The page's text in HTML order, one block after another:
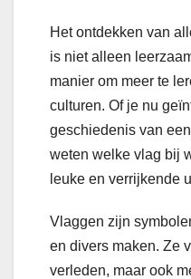
Het ontdekken van
is niet alleen
manier om meer te
culturen. Of je nu
geschiedenis van
weten welke vlag bij
leuke en verrijkende
Vlaggen zijn
en divers maken. Ze
verleden, maar ook